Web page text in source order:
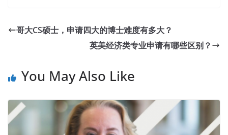
哥大CS硕士，申请四大的博士难度有多大？
英美经济类专业申请有哪些区别？
You May Also Like